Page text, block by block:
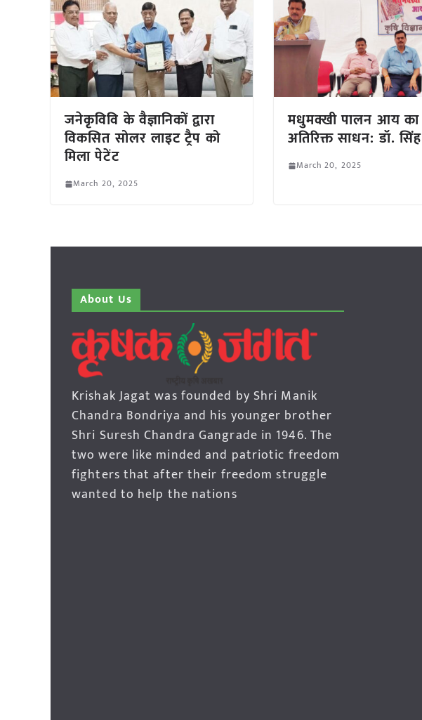
जनेकृविवि के वैज्ञानिकों द्वारा
विकसित सोलर लाइट ट्रैप को
मिला पेटेंट
March 20, 2025
मधुमक्खी पालन आय का
अतिरिक्त साधन: डॉ. सिंह
March 20, 2025
About Us
Krishak Jagat was founded by Shri Manik
Chandra Bondriya and his younger brother
Shri Suresh Chandra Gangrade in 1946. The
two were like minded and patriotic freedom
fighters that after their freedom struggle
wanted to help the nations